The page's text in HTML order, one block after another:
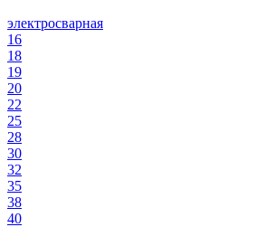
электросварная
16
18
19
20
22
25
28
30
32
35
38
40